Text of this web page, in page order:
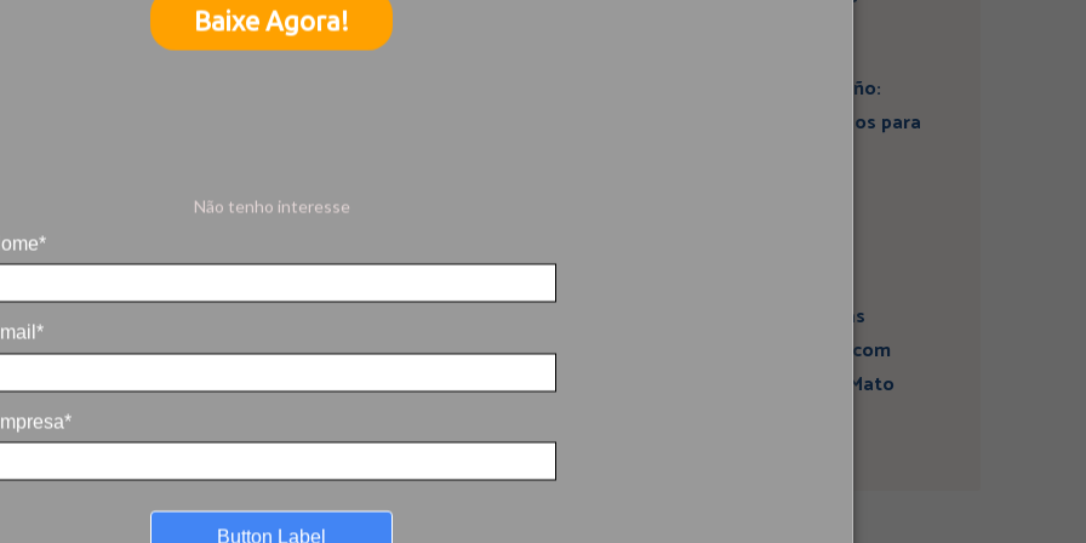
Baixe Agora!
Não tenho interesse
Button Label
Artigo: Super El Niño:
estamos preparados para
atividades sísmicas
fortalece diálogo com
comunidades em Mato